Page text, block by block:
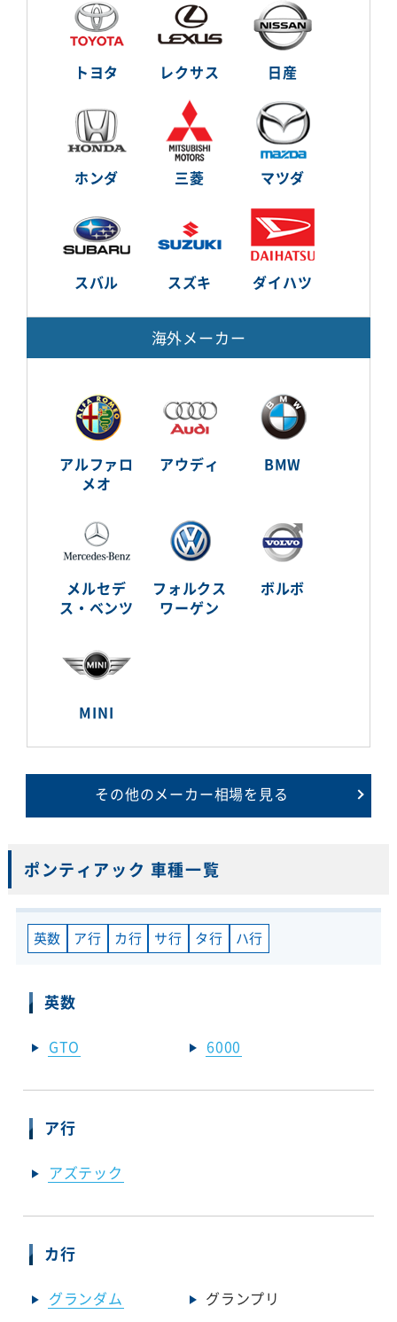
トヨタ レクサス 日産
ホンダ 三菱 マツダ
スバル スズキ ダイハツ
海外メーカー
アルファロ
メオ
アウディ BMW
メルセデ
ス・ベンツ
フォルクス
ワーゲン
ボルボ
MINI
その他のメーカー相場を見る
ポンティアック 車種一覧
英数 ア行 カ行 サ行 タ行 ハ行
英数
GTO 6000
ア行
アズテック
カ行
グランダム グランプリ